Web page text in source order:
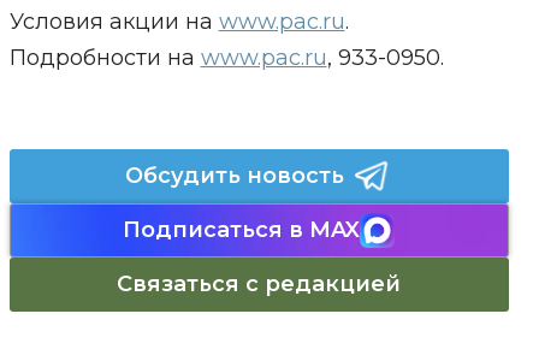
Условия акции на www.pac.ru.
Подробности на www.pac.ru, 933-0950.
Обсудить новость
Подписаться в MAX
Связаться с редакцией